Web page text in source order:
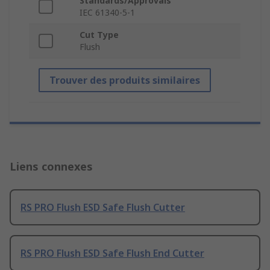
IEC 61340-5-1
Cut Type
Flush
Trouver des produits similaires
Liens connexes
RS PRO Flush ESD Safe Flush Cutter
RS PRO Flush ESD Safe Flush End Cutter